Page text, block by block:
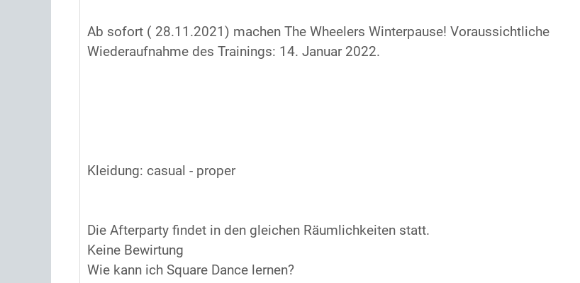
Ab sofort ( 28.11.2021) machen The Wheelers Winterpause! Voraussichtliche
Wiederaufnahme des Trainings: 14. Januar 2022.
Kleidung: casual - proper
Die Afterparty findet in den gleichen Räumlichkeiten statt.
Keine Bewirtung
Wie kann ich Square Dance lernen?